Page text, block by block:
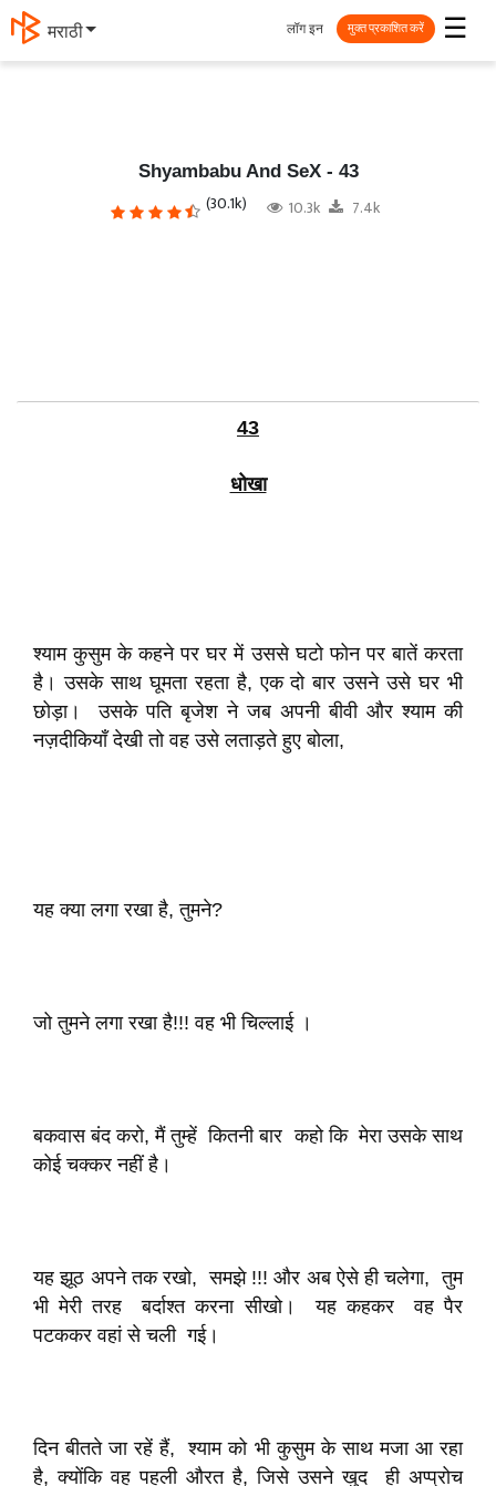
मराठी ☰
लॉग इन मुक्त प्रकाशित करें
Shyambabu And SeX - 43
(30.1k) 10.3k 7.4k
43
धोखा
श्याम कुसुम के कहने पर घर में उससे घटो फोन पर बातें करता
है। उसके साथ घूमता रहता है, एक दो बार उसने उसे घर भी
छोड़ा। उसके पति बृजेश ने जब अपनी बीवी और श्याम की
नज़दीकियाँ देखी तो वह उसे लताड़ते हुए बोला,
यह क्या लगा रखा है, तुमने?
जो तुमने लगा रखा है!!! वह भी चिल्लाई ।
बकवास बंद करो, मैं तुम्हें कितनी बार कहो कि मेरा उसके साथ
कोई चक्कर नहीं है।
यह झूठ अपने तक रखो, समझे !!! और अब ऐसे ही चलेगा, तुम
भी मेरी तरह बर्दाश्त करना सीखो। यह कहकर वह पैर
पटककर वहां से चली गई।
दिन बीतते जा रहें हैं, श्याम को भी कुसुम के साथ मजा आ रहा
है, क्योंकि वह पहली औरत है, जिसे उसने खुद ही अप्प्रोच